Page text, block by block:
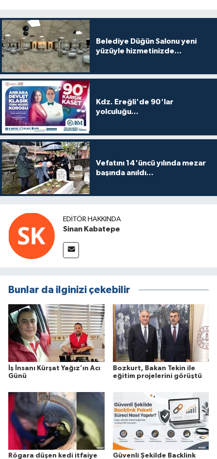
Belediye Düğün Salonu yeni
yüzüyle hizmetinizde...
Kdz. Ereğli'de 90'lar
yolculuğu...
Vefatını 14'üncü yılında mezar
başında anıldı...
EDITÖR HAKKINDA
Sinan Kabatepe
Bunlar da ilginizi çekebilir
İş İnsanı Kürşat Yağız’ın Acı
Günü
Bozkurt, Bakan Tekin ile
eğitim projelerini görüştü
Rögara düşen kedi itfaiye Güvenli Şekilde Backlink